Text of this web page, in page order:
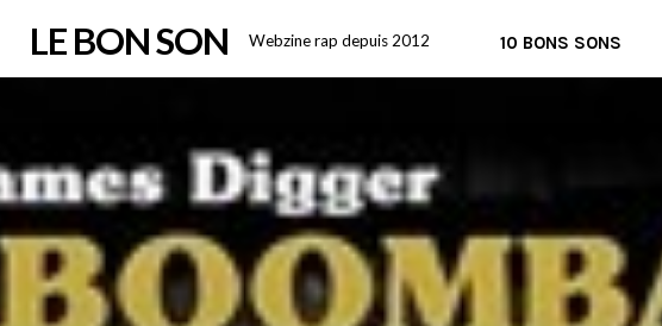
LE BON SON Webzine rap depuis 2012 10 BONS SONS